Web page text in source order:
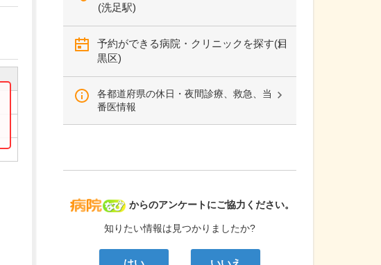
(洗足駅)
予約ができる病院・クリニックを探す(目
黒区)
各都道府県の休日・夜間診療、救急、当
番医情報
病院なび
からのアンケートにご協力ください。
知りたい情報は見つかりましたか?